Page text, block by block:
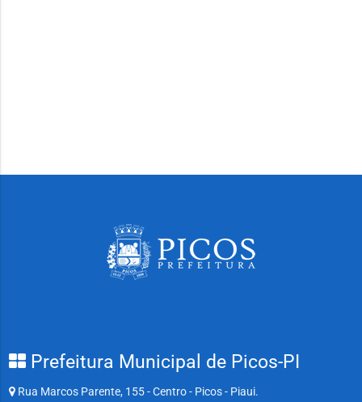
Prefeitura Municipal de Picos-PI
Rua Marcos Parente, 155 - Centro - Picos - Piaui.